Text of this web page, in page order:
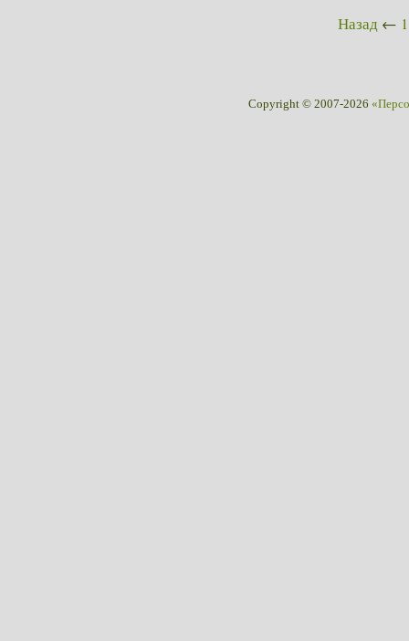
Назад ← 1
Copyright © 2007-2026